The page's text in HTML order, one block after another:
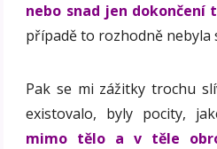
nebo snad jen dokončení
případě to rozhodně nebyla
Pak se mi zážitky trochu
existovalo, byly pocity,
mimo tělo a v těle